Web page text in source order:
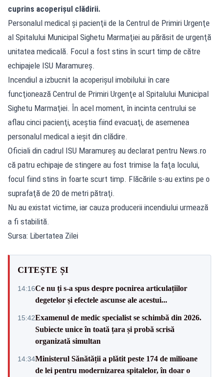
cuprins acoperişul clădirii.
Personalul medical şi pacienţii de la Centrul de Primiri Urgenţe
al Spitalului Municipal Sighetu Marmaţiei au părăsit de urgenţă
unitatea medicală. Focul a fost stins în scurt timp de către
echipajele ISU Maramureş.
Incendiul a izbucnit la acoperişul imobilului în care
funcţionează Centrul de Primiri Urgenţe al Spitalului Municipal
Sighetu Marmaţiei. În acel moment, în incinta centrului se
aflau cinci pacienţi, aceştia fiind evacuaţi, de asemenea
personalul medical a ieşit din clădire.
Oficiali din cadrul ISU Maramureş au declarat pentru News.ro
că patru echipaje de stingere au fost trimise la faţa locului,
focul fiind stins în foarte scurt timp. Flăcările s-au extins pe o
suprafaţă de 20 de metri pătraţi.
Nu au existat victime, iar cauza producerii incendiului urmează
a fi stabilită.
Sursa: Libertatea Zilei
CITEȘTE ȘI
14:16Ce nu ți s-a spus despre pocnirea articulațiilor
degetelor și efectele ascunse ale acestui...
15:42Examenul de medic specialist se schimbă din 2026.
Subiecte unice în toată țara și probă scrisă
organizată simultan
14:34Ministerul Sănătății a plătit peste 174 de milioane
de lei pentru modernizarea spitalelor, în doar o